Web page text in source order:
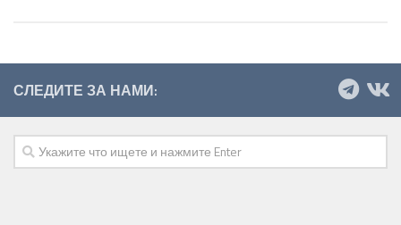
СЛЕДИТЕ ЗА НАМИ: